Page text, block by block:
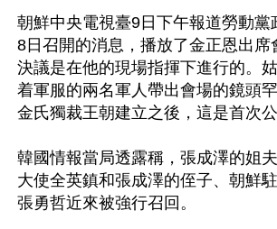
朝鮮中央電視臺9日下午報道勞動黨
8日召開的消息，播放了金正恩出席
決議是在他的現場指揮下進行的。
着軍服的兩名軍人帶出會場的鏡頭罕
金氏獨裁王朝建立之後，這是首次公
韓國情報當局透露稱，張成澤的姐
大使全英鎮和張成澤的侄子、朝鮮
張勇哲近來被強行召回。